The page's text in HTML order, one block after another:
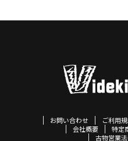
お問い合わせ ご利用
会社概要
特定
古物営業